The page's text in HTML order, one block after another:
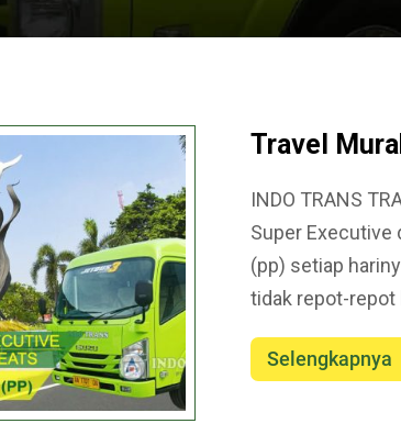
Travel
INDO TRANS
Super Executive
(pp) setiap
tidak repot-repot
Selengkapnya